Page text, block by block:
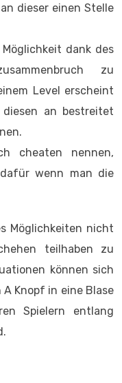
dieser einen Stelle
dank des
zu
Level erscheint
an bestreitet
cheaten nennen,
wenn man die
Möglichkeiten nicht
teilhaben zu
können sich
Knopf in eine Blase
Spielern entlang